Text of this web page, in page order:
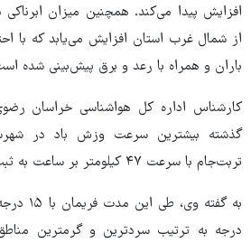
افزایش پیدا می‌کند. همچنین میزان ابرناکی
از شمال غرب استان افزایش می‌یابد که با
باران و همراه با رعد و برق پیش‌بینی شده
کارشناس اداره کل هواشناسی خراسان
گذشته بیشترین سرعت وزش باد در
تربت‌جام با سرعت ۴۷ کیلومتر بر ساعت به ثبت رسیده است.
درجه به ترتیب سردترین و گرمترین